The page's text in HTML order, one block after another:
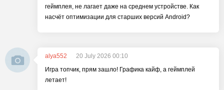
геймплея, не лагает даже на среднем устройстве. Как
насчёт оптимизации для старших версий Android?
alya552
20 July 2026 00:10
Игра топчик, прям зашло! Графика кайф, а геймплей
летает!